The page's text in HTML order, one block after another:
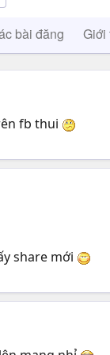
bài đăng Giới
fb thui
share mới